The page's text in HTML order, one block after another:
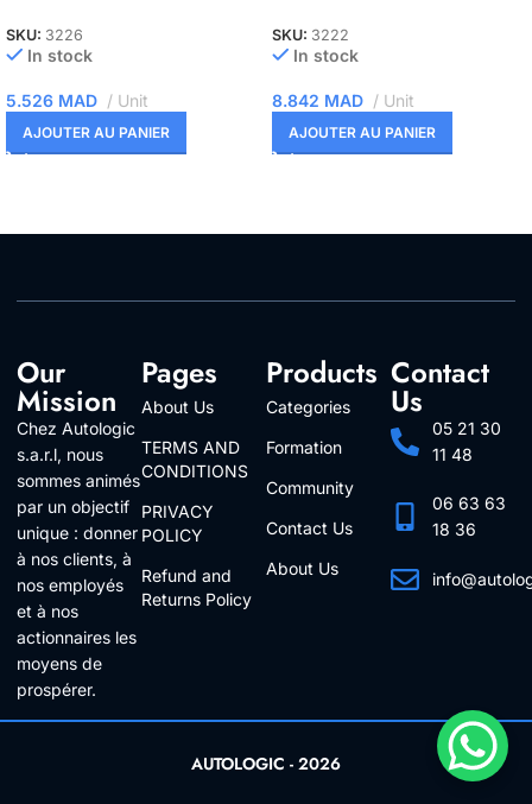
SKU: 3226
In stock
5.526 MAD Unit
AJOUTER AU PANIER
SKU: 3222
In stock
8.842 MAD Unit
AJOUTER AU PANIER
Our
Mission
Chez Autologic
s.a.r.l, nous
sommes animés
par un objectif
unique : donner
à nos clients, à
nos employés
et à nos
actionnaires les
moyens de
prospérer.
Pages
About Us
TERMS AND
CONDITIONS
PRIVACY
POLICY
Refund and
Returns Policy
Products
Categories
Formation
Community
Contact Us
About Us
Contact
Us
05 21 30
11 48
06 63 63
18 36
AUTOLOGIC - 2026